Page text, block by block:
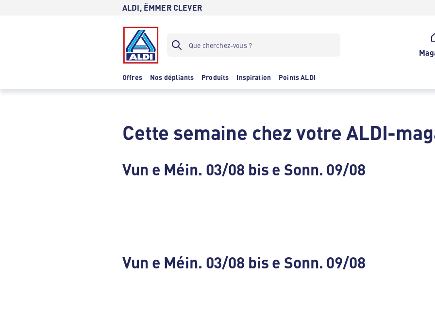
ALDI, ËMMER CLEVER
Offres Nos dépliants Produits Inspiration Points ALDI
Cette semaine chez votre ALDI-
Vun e Méin. 03/08 bis e Sonn. 09/08
Vun e Méin. 03/08 bis e Sonn. 09/08